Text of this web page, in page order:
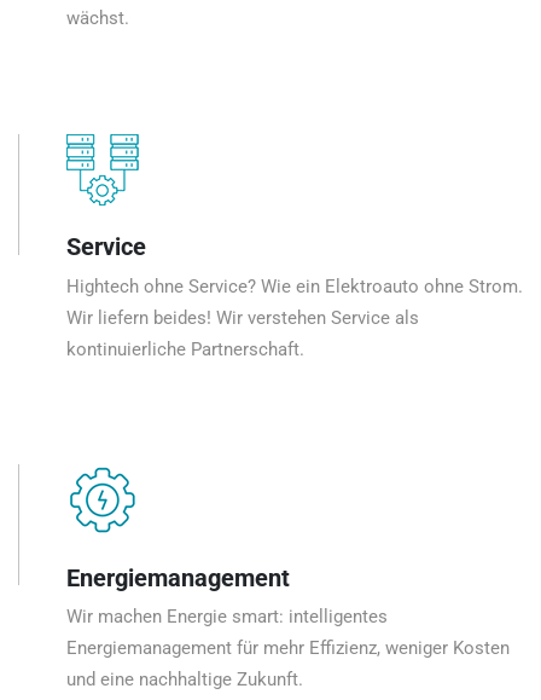
wächst.
Service
Hightech ohne Service? Wie ein Elektroauto ohne Strom.
Wir liefern beides! Wir verstehen Service als
kontinuierliche Partnerschaft.
Energiemanagement
Wir machen Energie smart: intelligentes
Energiemanagement für mehr Effizienz, weniger Kosten
und eine nachhaltige Zukunft.